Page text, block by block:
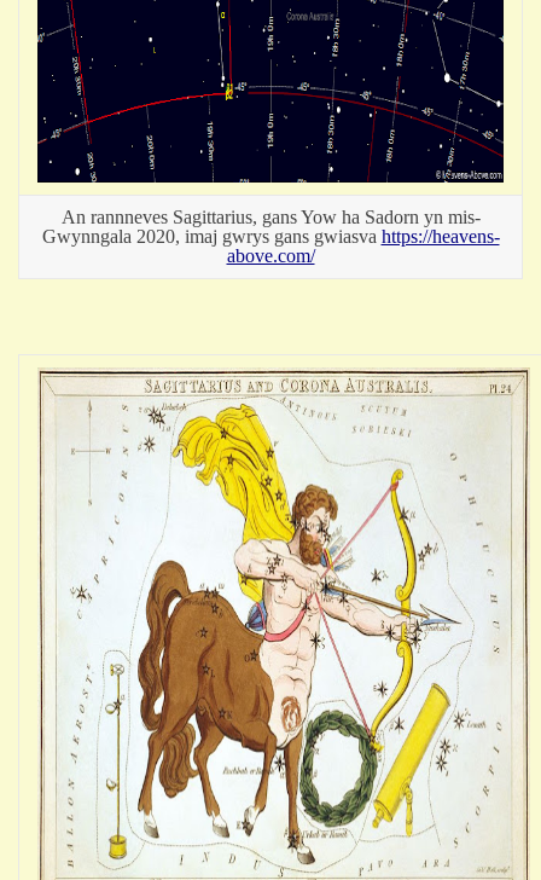
An rannneves Sagittarius, gans Yow ha Sadorn yn mis-
Gwynngala 2020, imaj gwrys gans gwiasva https://heavens-
above.com/